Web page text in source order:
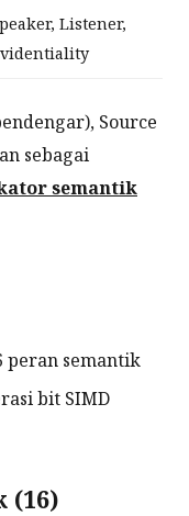
Listener,
Source
sebagai
semantik
peran semantik
bit SIMD
(16)